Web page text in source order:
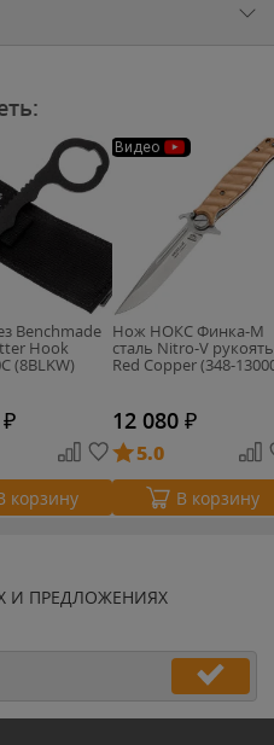
Benchmade
Hook
(8BLKW)
₽
корзину
Видео
Нож НОКС Финка-М
сталь Nitro-V рукоять
Red Copper (348-
12 080 ₽
5.0
В корзину
И ПРЕДЛОЖЕНИЯХ